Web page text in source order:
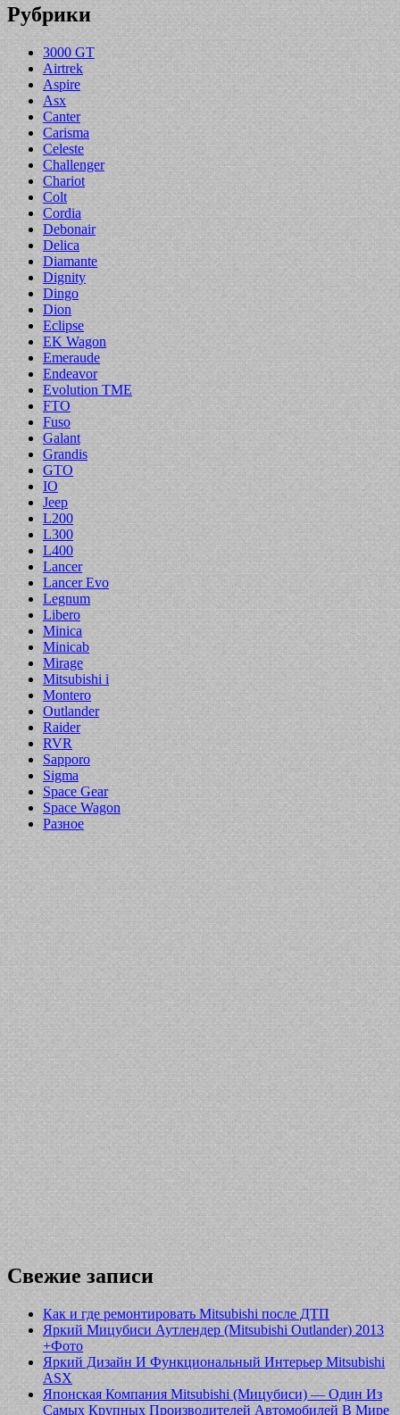
Рубрики
3000 GT
Airtrek
Aspire
Asx
Canter
Carisma
Celeste
Challenger
Chariot
Colt
Cordia
Debonair
Delica
Diamante
Dignity
Dingo
Dion
Eclipse
EK Wagon
Emeraude
Endeavor
Evolution TME
FTO
Fuso
Galant
Grandis
GTO
IO
Jeep
L200
L300
L400
Lancer
Lancer Evo
Legnum
Libero
Minica
Minicab
Mirage
Mitsubishi i
Montero
Outlander
Raider
RVR
Sapporo
Sigma
Space Gear
Space Wagon
Разное
Свежие записи
Как и где ремонтировать Mitsubishi после ДТП
Яркий Мицубиси Аутлендер (Mitsubishi Outlander) 2013
+Фото
Яркий Дизайн И Функциональный Интерьер Mitsubishi
ASX
Японская Компания Mitsubishi (Мицубиси) — Один Из
Самых Крупных Производителей Автомобилей В Мире